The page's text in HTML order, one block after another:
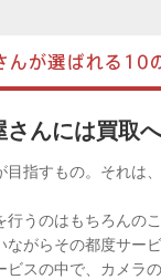
んには買取
目指すもの。それは
行うのはもちろんの
がらその都度サー
スの中で、カメラ